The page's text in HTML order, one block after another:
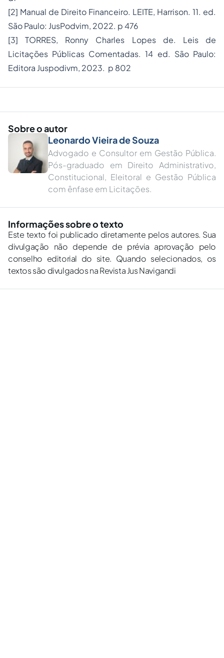
[2] Manual de Direito Financeiro. LEITE, Harrison. 11. ed.
São Paulo: JusPodvim, 2022. p 476
[3] TORRES, Ronny Charles Lopes de. Leis de
Licitações Públicas Comentadas. 14 ed. São Paulo:
Editora Juspodivm, 2023. p 802
Sobre o autor
Leonardo Vieira de Souza
Advogado e Consultor em Gestão Pública.
Pós-graduado em Direito Administrativo,
Constitucional, Eleitoral e Gestão Pública
com ênfase em Licitações.
Informações sobre o texto
Este texto foi publicado diretamente pelos autores. Sua
divulgação não depende de prévia aprovação pelo
conselho editorial do site. Quando selecionados, os
textos são divulgados na Revista Jus Navigandi